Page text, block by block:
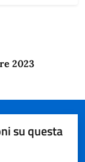
2023
su questa